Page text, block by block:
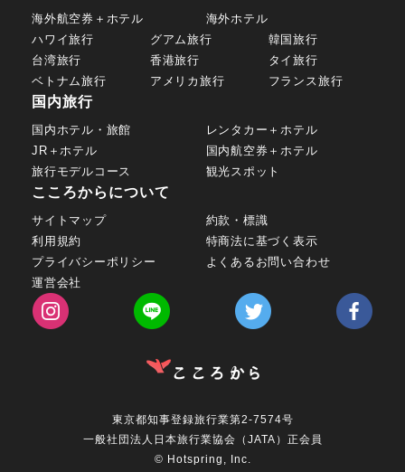
海外航空券＋ホテル
海外ホテル
ハワイ旅行
グアム旅行
韓国旅行
台湾旅行
香港旅行
タイ旅行
ベトナム旅行
アメリカ旅行 フランス旅行
国内旅行
国内ホテル・旅館
レンタカー＋ホテル
JR＋ホテル
国内航空券＋ホテル
旅行モデルコース
観光スポット
こころからについて
サイトマップ
約款・標識
利用規約
特商法に基づく表示
プライバシーポリシー
よくあるお問い合わせ
運営会社
東京都知事登録旅行業第2-7574号
一般社団法人日本旅行業協会（JATA）正会員
© Hotspring, Inc.